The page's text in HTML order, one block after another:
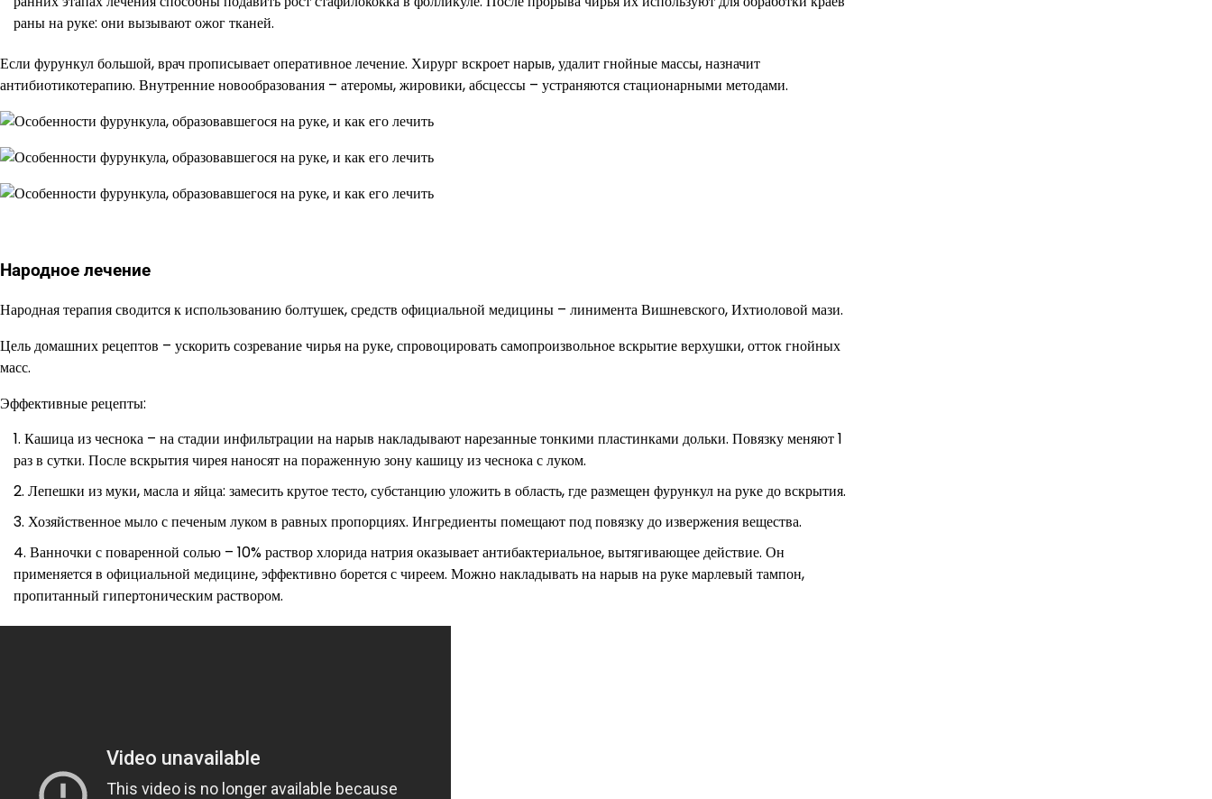
раны на руке: они вызывают ожог тканей.
Если фурункул большой, врач прописывает оперативное лечение. Хирург вскроет нарыв, удалит гнойные массы, назначит
антибиотикотерапию. Внутренние новообразования – атеромы, жировики, абсцессы – устраняются стационарными методами.
Народное лечение
Народная терапия сводится к использованию болтушек, средств официальной медицины – линимента Вишневского, Ихтиоловой мази.
Цель домашних рецептов – ускорить созревание чирья на руке, спровоцировать самопроизвольное вскрытие верхушки, отток гнойных
масс.
Эффективные рецепты:
Кашица из чеснока – на стадии инфильтрации на нарыв накладывают нарезанные тонкими пластинками дольки. Повязку меняют 1
раз в сутки. После вскрытия чирея наносят на пораженную зону кашицу из чеснока с луком.
Лепешки из муки, масла и яйца: замесить крутое тесто, субстанцию уложить в область, где размещен фурункул на руке до вскрытия.
Хозяйственное мыло с печеным луком в равных пропорциях. Ингредиенты помещают под повязку до извержения вещества.
Ванночки с поваренной солью – 10% раствор хлорида натрия оказывает антибактериальное, вытягивающее действие. Он
применяется в официальной медицине, эффективно борется с чиреем. Можно накладывать на нарыв на руке марлевый тампон,
пропитанный гипертоническим раствором.